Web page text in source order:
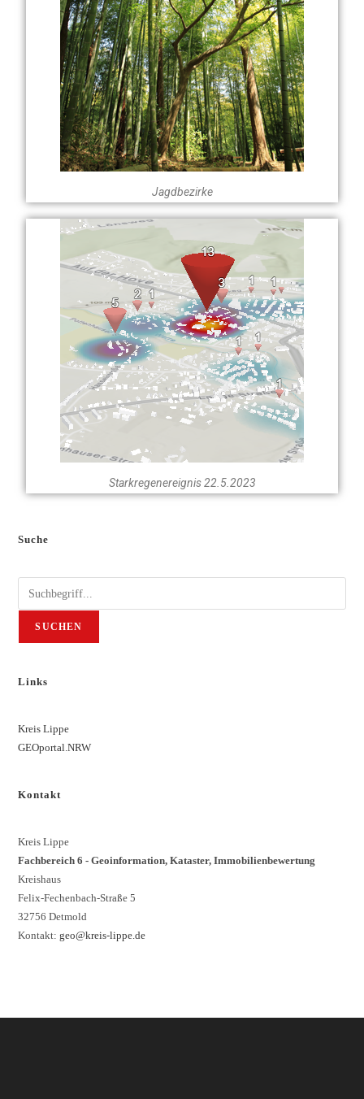
Jagdbezirke
Starkregenereignis 22.5.2023
Suche
SUCHEN
Links
Kreis Lippe
GEOportal.NRW
Kontakt
Kreis Lippe
Fachbereich 6 - Geoinformation, Kataster, Immobilienbewertung
Kreishaus
Felix-Fechenbach-Straße 5
32756 Detmold
Kontakt:geo@kreis-lippe.de